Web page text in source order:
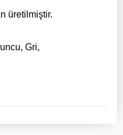
üretilmiştir.
Gri,